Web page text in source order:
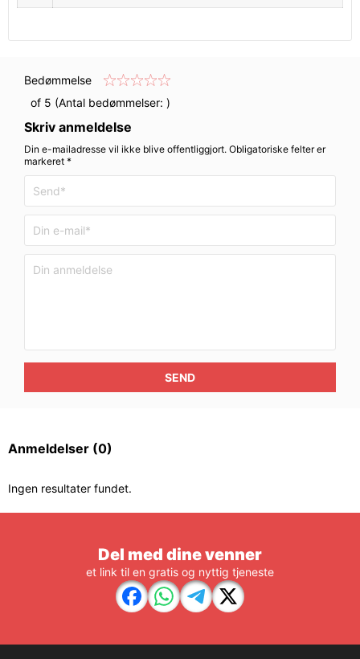
Bedømmelse
of 5 (Antal bedømmelser: )
Skriv anmeldelse
Din e-mailadresse vil ikke blive offentliggjort. Obligatoriske felter er
markeret *
SEND
Anmeldelser (0)
Ingen resultater fundet.
Del med dine venner
et link til en gratis og nyttig tjeneste